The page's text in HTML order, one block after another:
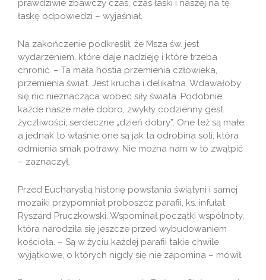
prawdziwie zbawczy czas, czas łaski i naszej na tę
łaskę odpowiedzi – wyjaśniał.
Na zakończenie podkreślił, że Msza św. jest
wydarzeniem, które daje nadzieję i które trzeba
chronić. – Ta mała hostia przemienia człowieka,
przemienia świat. Jest krucha i delikatna. Wdawałoby
się nic nieznacząca wobec siły świata. Podobnie
każde nasze małe dobro, zwykły codzienny gest
życzliwości, serdeczne „dzień dobry”. One też są małe,
a jednak to właśnie one są jak ta odrobina soli, która
odmienia smak potrawy. Nie można nam w to zwątpić
– zaznaczył.
Przed Eucharystią historię powstania świątyni i samej
mozaiki przypomniał proboszcz parafii, ks. infułat
Ryszard Pruczkowski. Wspominał początki wspólnoty,
która narodziła się jeszcze przed wybudowaniem
kościoła. – Są w życiu każdej parafii takie chwile
wyjątkowe, o których nigdy się nie zapomina – mówił.